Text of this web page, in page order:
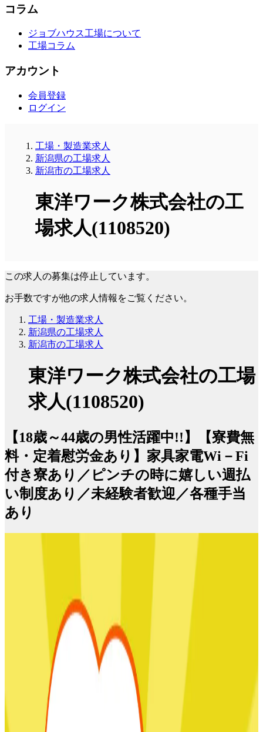
コラム
ジョブハウス工場について
工場コラム
アカウント
会員登録
ログイン
工場・製造業求人
新潟県の工場求人
新潟市の工場求人
東洋ワーク株式会社の工
場求人(1108520)
この求人の募集は停止しています。
お手数ですが他の求人情報をご覧ください。
工場・製造業求人
新潟県の工場求人
新潟市の工場求人
東洋ワーク株式会社の工場
求人(1108520)
【18歳～44歳の男性活躍中!!】【寮費無
料・定着慰労金あり】家具家電Wi－Fi
付き寮あり／ピンチの時に嬉しい週払
い制度あり／未経験者歓迎／各種手当
あり